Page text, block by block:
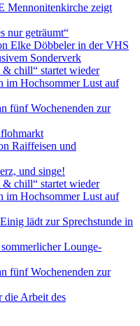
zeigt
nur geträumt“
Elke Döbbeler in der VHS
Sonderverk
& chill“ startet wieder
im Hochsommer Lust auf
fünf Wochenenden zur
Raiffeisen und
und singe!
& chill“ startet wieder
im Hochsommer Lust auf
lädt zur Sprechstunde in
Lounge-
fünf Wochenenden zur
die Arbeit des